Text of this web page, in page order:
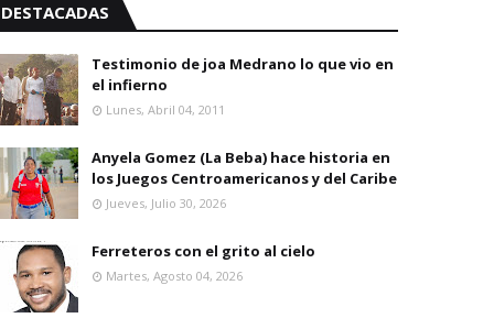
DESTACADAS
Testimonio de joa Medrano lo que vio en
el infierno
Lunes, Abril 04, 2011
Anyela Gomez (La Beba) hace historia en
los Juegos Centroamericanos y del Caribe
Jueves, Julio 30, 2026
Ferreteros con el grito al cielo
Martes, Agosto 04, 2026